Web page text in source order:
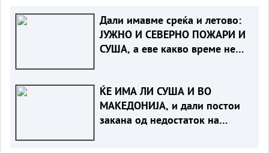
Дали имавме среќа и летово:
ЈУЖНО И СЕВEРНО ПОЖАРИ И
СУША, а еве какво време не
ЌЕ ИМА ЛИ СУША И ВО
МАКЕДОНИЈА, и дали постои
закана од недостаток на